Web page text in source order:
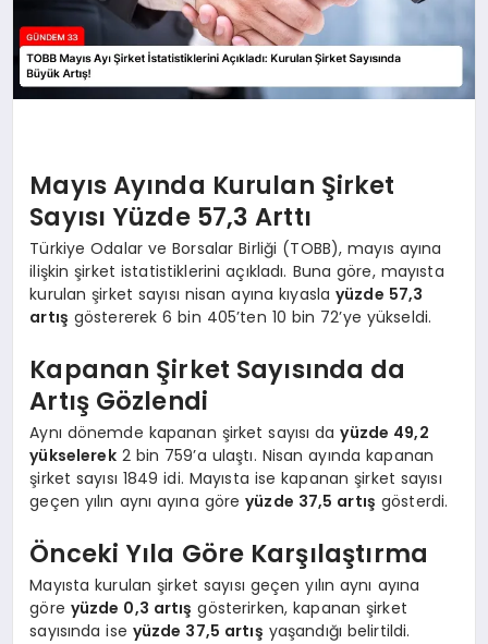
Mayıs Ayında Kurulan Şirket
Sayısı Yüzde 57,3 Arttı
Türkiye Odalar ve Borsalar Birliği (TOBB), mayıs ayına
ilişkin şirket istatistiklerini açıkladı. Buna göre, mayısta
kurulan şirket sayısı nisan ayına kıyaslayüzde 57,3
artış göstererek 6 bin 405’ten 10 bin 72’ye yükseldi.
Kapanan Şirket Sayısında da
Artış Gözlendi
Aynı dönemde kapanan şirket sayısı dayüzde 49,2
yükselerek2 bin 759’a ulaştı. Nisan ayında kapanan
şirket sayısı 1849 idi. Mayısta ise kapanan şirket sayısı
geçen yılın aynı ayına göreyüzde 37,5 artış gösterdi.
Önceki Yıla Göre Karşılaştırma
Mayısta kurulan şirket sayısı geçen yılın aynı ayına
göre yüzde 0,3 artış gösterirken, kapanan şirket
sayısında ise yüzde 37,5 artış yaşandığı belirtildi.